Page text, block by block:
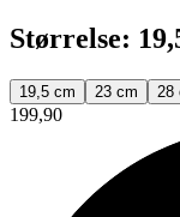
Størrelse:
19,5 cm 23 cm 28
199,90